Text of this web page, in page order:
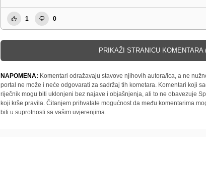
1 0
PRIKAŽI STRANICU KOMENTARA
NAPOMENA: Komentari odražavaju stavove njihovih autora/ica, a ne
portal ne može i neće odgovarati za sadržaj tih kometara. Komentari koji
riječnik mogu biti uklonjeni bez najave i objašnjenja, ali to ne obavezuje
koji krše pravila. Čitanjem prihvatate mogućnost da među komentarima
biti u suprotnosti sa vašim uvjerenjima.